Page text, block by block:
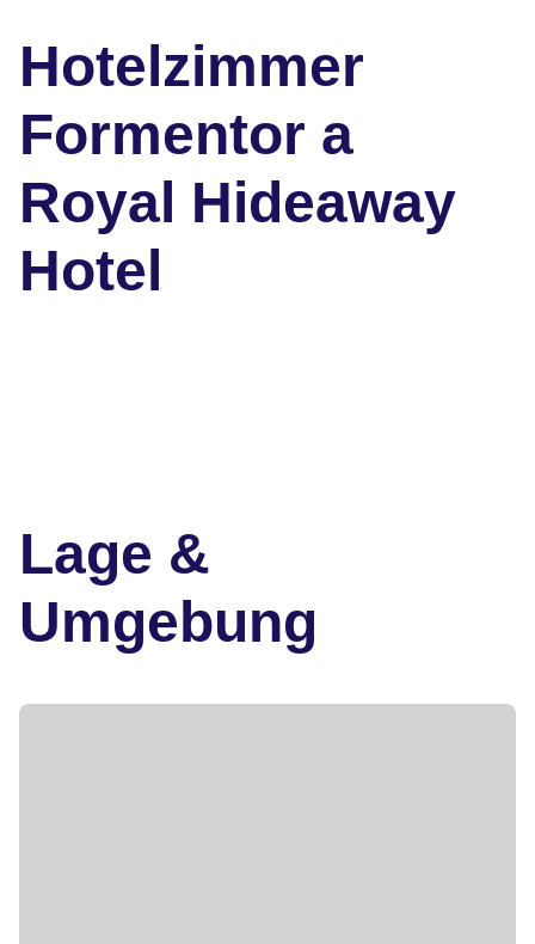
Hotelzimmer
Formentor a
Royal Hideaway
Hotel
Lage &
Umgebung